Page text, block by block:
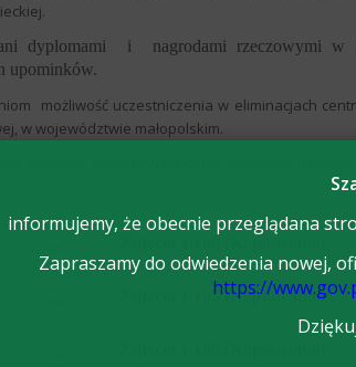
dyplomami i
nagrodami rzeczowymi w
upominków.
możliwość uczestniczenia w eliminacjach
w województwie małopolskim.
dalszych sukcesów w postaci indeksów na
informujemy, że obecnie przeglądana
Zapraszamy do odwiedzenia nowej,
https://